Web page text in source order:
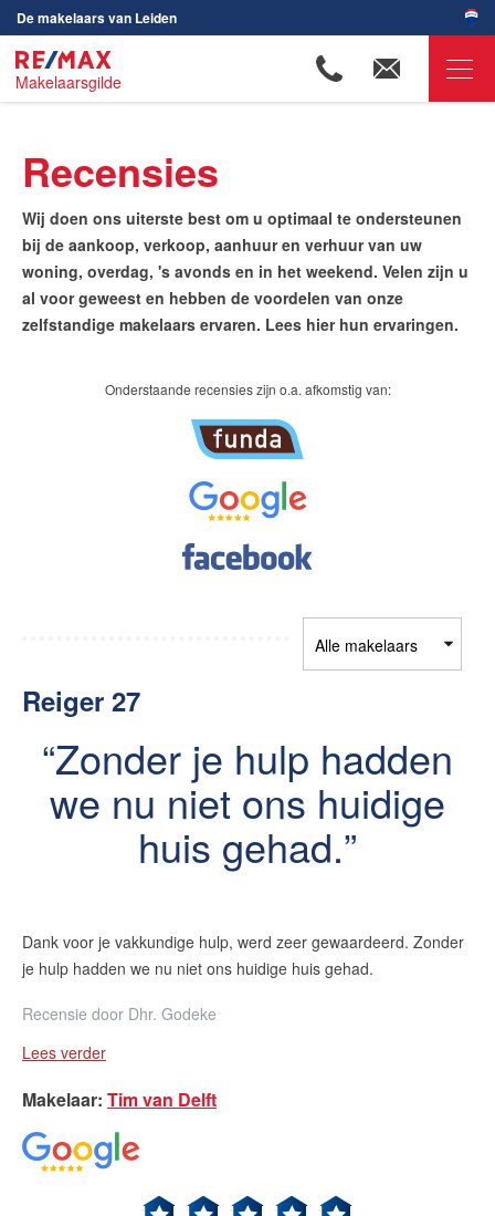
De makelaars van Leiden
Makelaarsgilde
Ons aanbod
Woningzoekers
Onze makelaars
Ons werkgebied
Huis verkopen
Zelfstandig makelaar worden
Maak een afspraak
makelaarsgilde@remax.nl
+31 71 516 23 70
Recensies
Wij doen ons uiterste best om u optimaal te ondersteunen
bij de aankoop, verkoop, aanhuur en verhuur van uw
woning, overdag, 's avonds en in het weekend. Velen zijn u
al voor geweest en hebben de voordelen van onze
zelfstandige makelaars ervaren. Lees hier hun ervaringen.
Onderstaande recensies zijn o.a. afkomstig van:
Reiger 27
Zonder je hulp hadden
we nu niet ons huidige
huis gehad.
Dank voor je vakkundige hulp, werd zeer gewaardeerd. Zonder
je hulp hadden we nu niet ons huidige huis gehad.
Recensie door Dhr. Godeke
Lees verder
Makelaar: Tim van Delft